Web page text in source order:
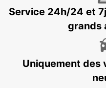
CASTELO BRANCO
CASTELO BRANCO -
Service 24h/24 et
grands
Uniquement des